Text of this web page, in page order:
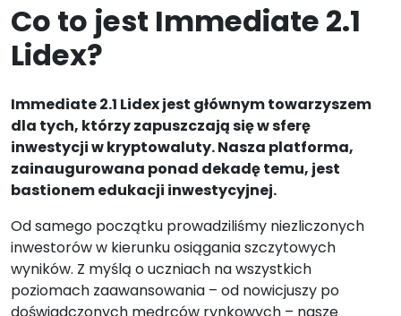
Co to jest Immediate 2.1
Lidex?
Immediate 2.1 Lidex jest głównym towarzyszem
dla tych, którzy zapuszczają się w sferę
inwestycji w kryptowaluty. Nasza platforma,
zainaugurowana ponad dekadę temu, jest
bastionem edukacji inwestycyjnej.
Od samego początku prowadziliśmy niezliczonych
inwestorów w kierunku osiągania szczytowych
wyników. Z myślą o uczniach na wszystkich
poziomach zaawansowania – od nowicjuszy po